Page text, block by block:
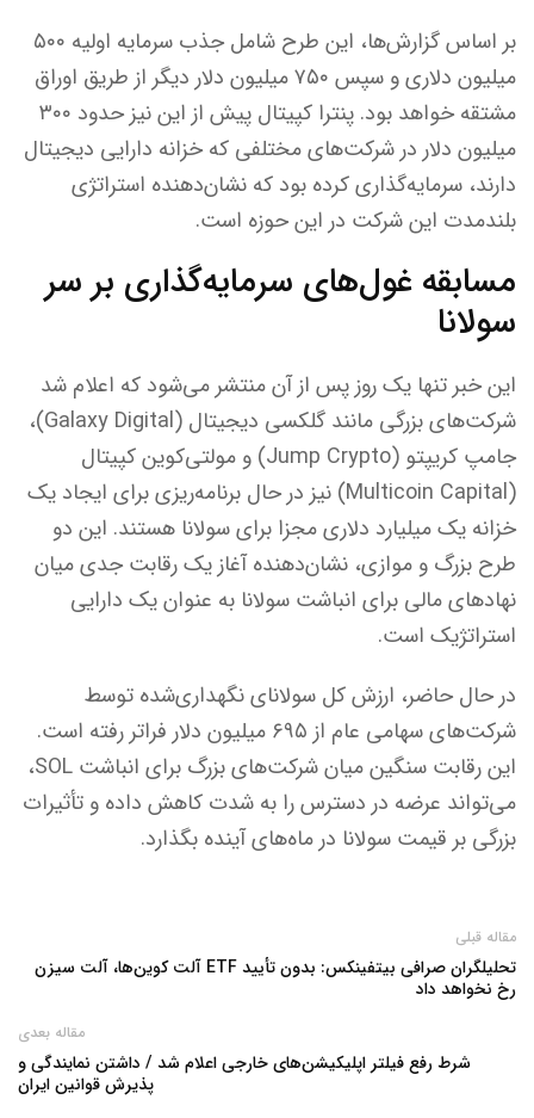
بر اساس گزارش‌ها، این طرح شامل جذب سرمایه اولیه ۵۰۰
میلیون دلاری و سپس ۷۵۰ میلیون دلار دیگر از طریق اوراق
مشتقه خواهد بود. پنترا کپیتال پیش از این نیز حدود ۳۰۰
میلیون دلار در شرکت‌های مختلفی که خزانه دارایی دیجیتال
دارند، سرمایه‌گذاری کرده بود که نشان‌دهنده استراتژی
بلندمدت این شرکت در این حوزه است.
مسابقه غول‌های سرمایه‌گذاری بر سر
سولانا
این خبر تنها یک روز پس از آن منتشر می‌شود که اعلام شد
شرکت‌های بزرگی مانند گلکسی دیجیتال (Galaxy Digital)،
جامپ کریپتو (Jump Crypto) و مولتی‌کوین کپیتال
(Multicoin Capital) نیز در حال برنامه‌ریزی برای ایجاد یک
خزانه یک میلیارد دلاری مجزا برای سولانا هستند. این دو
طرح بزرگ و موازی، نشان‌دهنده آغاز یک رقابت جدی میان
نهادهای مالی برای انباشت سولانا به عنوان یک دارایی
استراتژیک است.
در حال حاضر، ارزش کل سولانای نگهداری‌شده توسط
شرکت‌های سهامی عام از ۶۹۵ میلیون دلار فراتر رفته است.
این رقابت سنگین میان شرکت‌های بزرگ برای انباشت SOL،
می‌تواند عرضه در دسترس را به شدت کاهش داده و تأثیرات
بزرگی بر قیمت سولانا در ماه‌های آینده بگذارد.
مقاله قبلی
تحلیلگران صرافی بیتفینکس: بدون تأیید ETF آلت کوین‌ها، آلت سیزن
رخ نخواهد داد
مقاله بعدی
شرط رفع فیلتر اپلیکیشن‌های خارجی اعلام شد / داشتن نمایندگی و
پذیرش قوانین ایران